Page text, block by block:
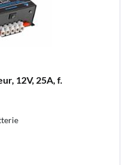
12V, 25A, f.